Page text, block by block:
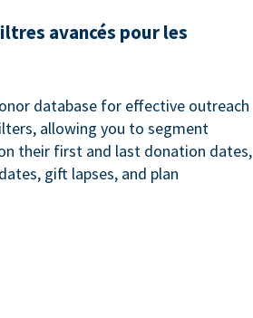
avancés pour les
database for effective outreach
allowing you to segment
their first and last donation dates,
gift lapses, and plan